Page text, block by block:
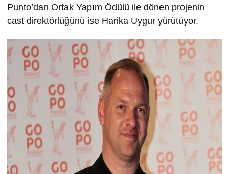
Punto’dan Ortak Yapım Ödülü ile dönen projenin
cast direktörlüğünü ise Harika Uygur yürütüyor.